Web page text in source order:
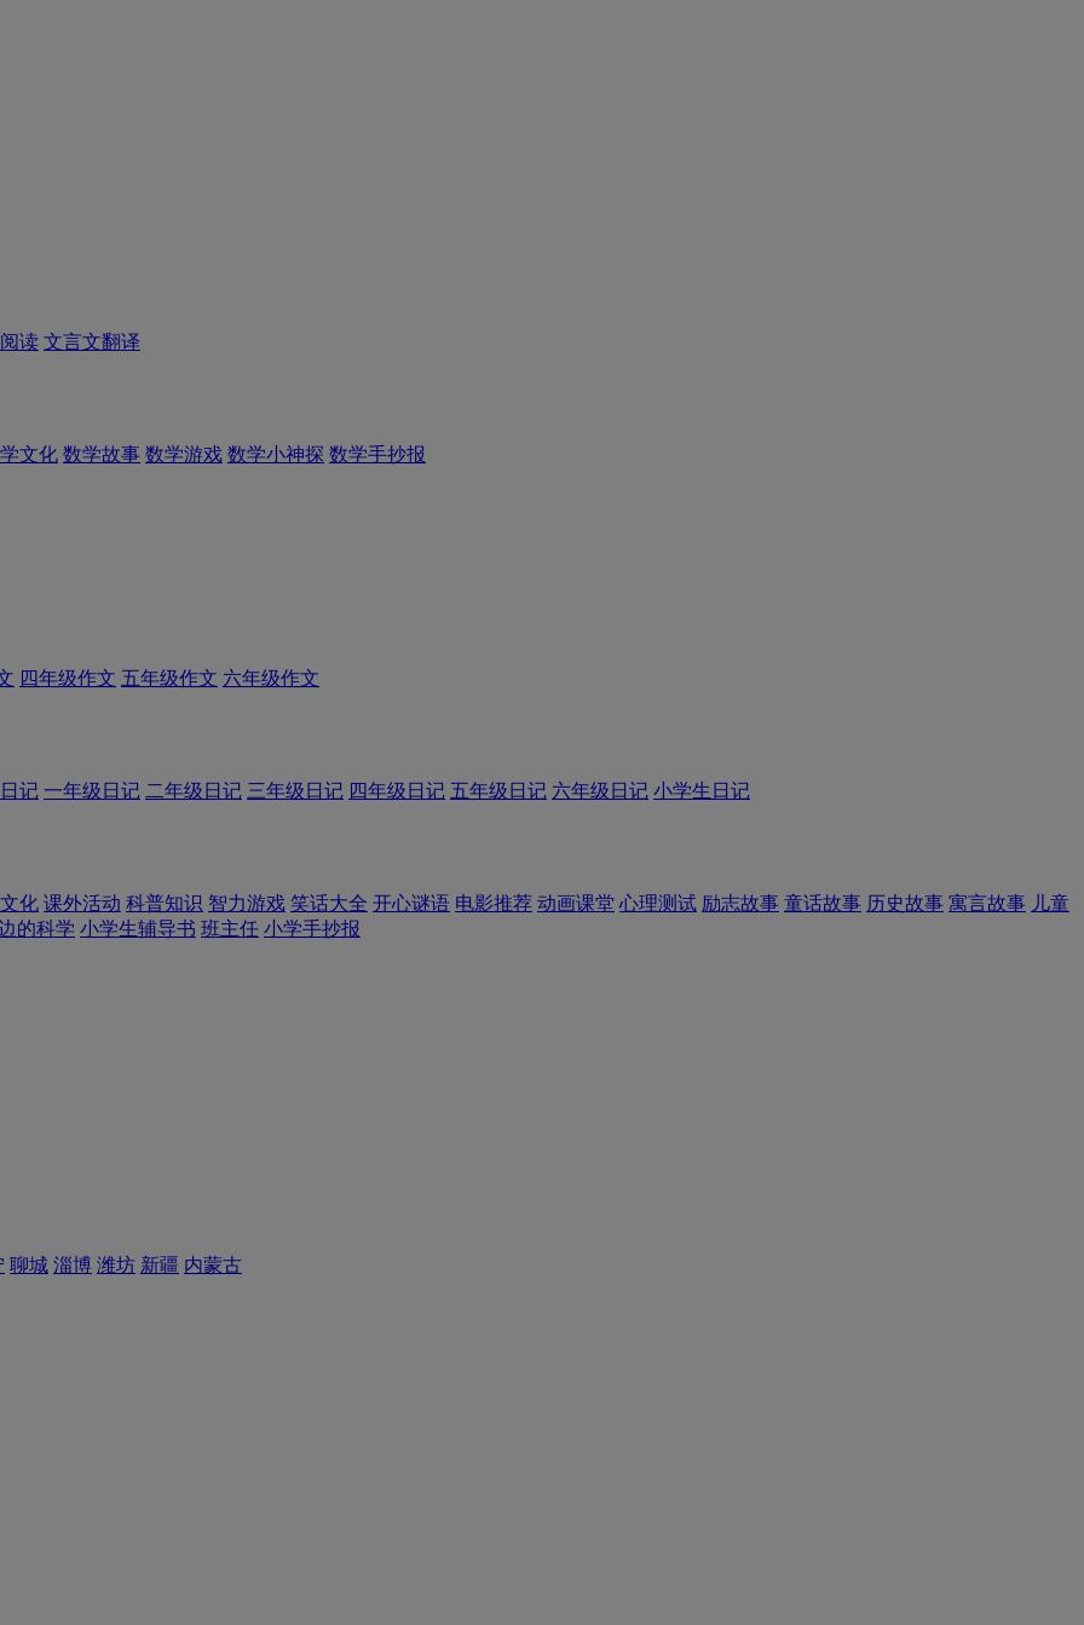
读 文言文翻译
文化 数学故事 数学游戏 数学小神探 数学手抄报
四年级作文 五年级作文 六年级作文
记 一年级日记 二年级日记 三年级日记 四年级日记 五年级日记 六年级日记 小学生日记
化 课外活动 科普知识 智力游戏 笑话大全 开心谜语 电影推荐 动画课堂 心理测试 励志故事 童话故事 历史故事 寓言故事 儿童
的科学 小学生辅导书 班主任 小学手抄报
聊城 淄博 潍坊 新疆 内蒙古